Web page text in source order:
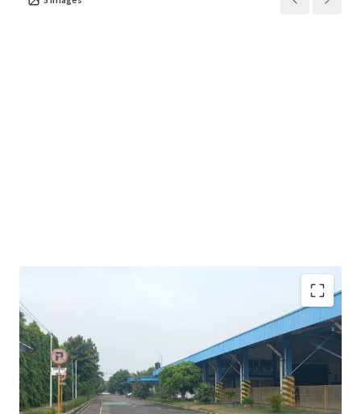
Sizeable ex manufacturing facility with well-
maintained building for production area, warehouse
and office space.
Situated in Cikampek, 5 km from Kalihurip Toll Gate,